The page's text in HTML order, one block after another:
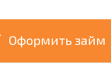
Оформить займ